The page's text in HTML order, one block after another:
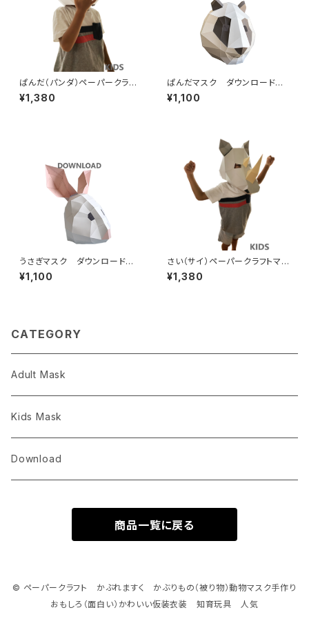
ぱんだ（パンダ）ペーパークラフ
トマスク【子供用】かぶりもの
手作り人気動物シリーズ かぶ
¥1,380
ぱんだマスク ダウンロード
版 簡単手作りおもしろかわい
い人気動物シリーズ パンダの
¥1,100
うさぎマスク ダウンロード
版 簡単手作りおもしろかわい
い人気動物シリーズ ウサギの
¥1,100
さい（サイ）ペーパークラフトマス
ク【子供用】かぶりもの 手作り
人気動物シリーズ かぶれます
¥1,380
CATEGORY
Adult Mask
Kids Mask
Download
商品一覧に戻る
© ペーパークラフト かぶれますく かぶりもの（被り物）動物マスク手作り
おもしろ（面白い）かわいい仮装衣装 知育玩具 人気